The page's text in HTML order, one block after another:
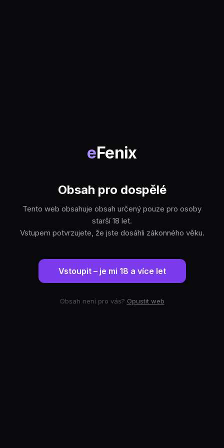
eFenix
Obsah pro dospělé
Tento web obsahuje obsah určený pouze pro osoby
starší 18 let.
Vstupem potvrzujete, že jste dosáhli zákonného věku.
Vstoupit – je mi 18 a více let
Obsah není pro vás? Opustit web